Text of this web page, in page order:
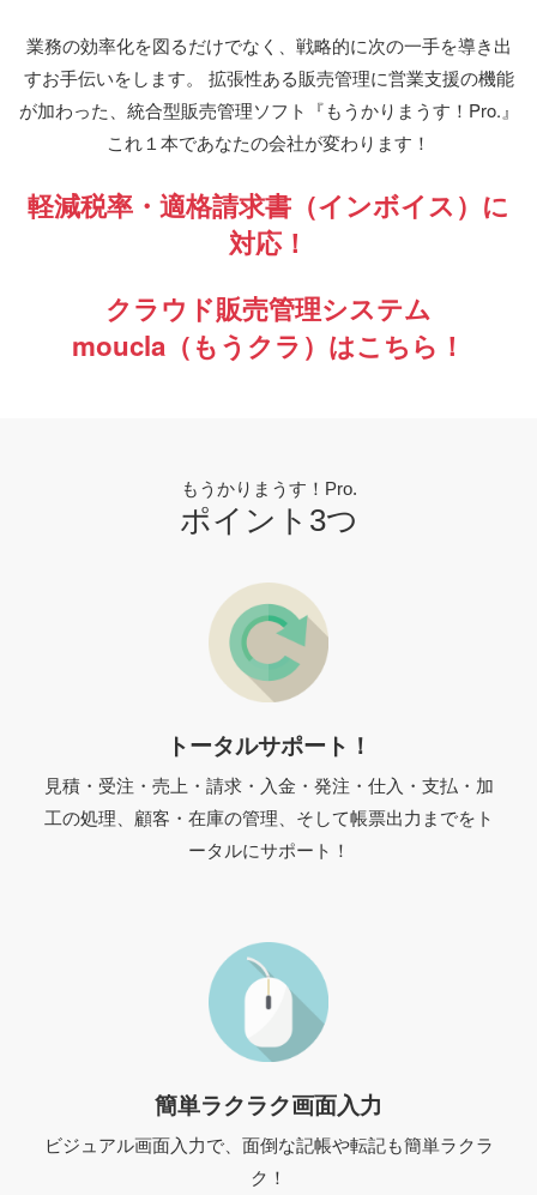
業務の効率化を図るだけでなく、戦略的に次の一手を導き出
すお手伝いをします。 拡張性ある販売管理に営業支援の機能
が加わった、統合型販売管理ソフト『もうかりまうす！Pro.』
これ１本であなたの会社が変わります！
軽減税率・適格請求書（インボイス）に
対応！
クラウド販売管理システム
moucla（もうクラ）はこちら！
もうかりまうす！Pro.
ポイント3つ
トータルサポート！
見積・受注・売上・請求・入金・発注・仕入・支払・加
工の処理、顧客・在庫の管理、そして帳票出力までをト
ータルにサポート！
簡単ラクラク画面入力
ビジュアル画面入力で、面倒な記帳や転記も簡単ラクラ
ク！